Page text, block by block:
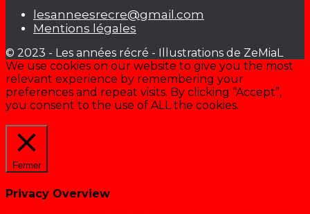
lesanneesrecre@gmail.com
Mentions légales
© 2023 - Les années récré - Illustrations de ZeMiaL
We use cookies on our website to give you the most
relevant experience by remembering your
preferences and repeat visits. By clicking “Accept”,
you consent to the use of ALL the cookies.
Fermer
Privacy Overview